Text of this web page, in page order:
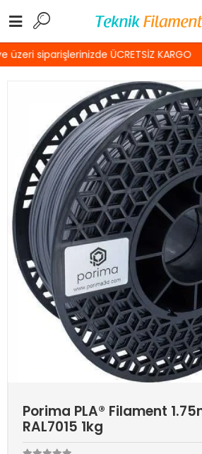
siparişlerinizde ÜCRETSİZ KARGO
Porima PLA® Filament
RAL7015 1kg